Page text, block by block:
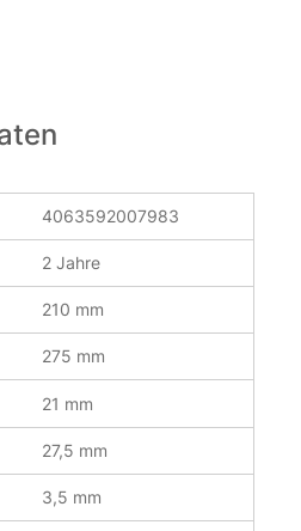
4063592007983
2 Jahre
210 mm
275 mm
21 mm
27,5 mm
3,5 mm